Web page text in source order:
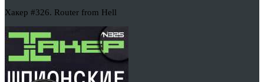
Хакер #326. Router from Hell